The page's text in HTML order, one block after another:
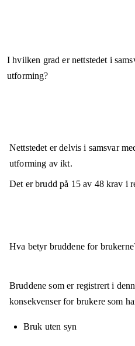
I hvilken grad er nettstedet i
utforming?
Nettstedet erdelvis i samsvar
utforming av ikt.
Det er brudd på 15av 48krav i
Hva betyr bruddene for
Bruddene som er registrert i
konsekvenser for brukere som
Bruk uten syn